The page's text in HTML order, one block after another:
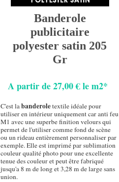
Banderole
publicitaire
polyester satin 205
Gr
A partir de 27,00 € le m2*
C'est labanderoletextile idéale pour
utiliser en intérieur uniquement car anti feu
M1 avec une superbe finition velours qui
permet de l'utiliser comme fond de scène
ou un rideau entièrement personnaliser par
exemple. Elle est imprimé par sublimation
couleur qualité photo pour une excellente
tenue des couleur et peut être fabriqué
jusqu'a 8 m de long et 3,28 m de large sans
union.